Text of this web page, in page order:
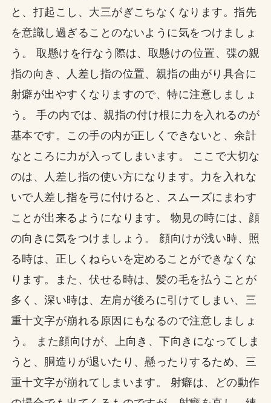
と、打起こし、大三がぎこちなくなります。指先
を意識し過ぎることのないように気をつけましょ
う。 取懸けを行なう際は、取懸けの位置、弽の親
指の向き、人差し指の位置、親指の曲がり具合に
射癖が出やすくなりますので、特に注意しましょ
う。 手の内では、親指の付け根に力を入れるのが
基本です。この手の内が正しくできないと、余計
なところに力が入ってしまいます。 ここで大切な
のは、人差し指の使い方になります。力を入れな
いで人差し指を弓に付けると、スムーズにまわす
ことが出来るようになります。 物見の時には、顔
の向きに気をつけましょう。 顔向けが浅い時、照
る時は、正しくねらいを定めることができなくな
ります。また、伏せる時は、髪の毛を払うことが
多く、深い時は、左肩が後ろに引けてしまい、三
重十文字が崩れる原因にもなるので注意しましょ
う。 また顔向けが、上向き、下向きになってしま
うと、胴造りが退いたり、懸ったりするため、三
重十文字が崩れてしまいます。 射癖は、どの動作